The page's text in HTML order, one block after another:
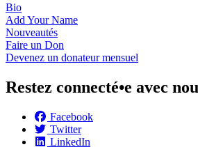
Bio
Add YourName
Nouveautés
Faire un Don
Devenez un donateurmensuel
Restez connecté•e avec
Facebook
Twitter
LinkedIn